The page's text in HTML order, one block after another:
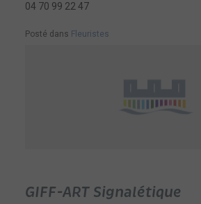
04 70 99 22 47
Posté dans Fleuristes
GIFF-ART Signalétique